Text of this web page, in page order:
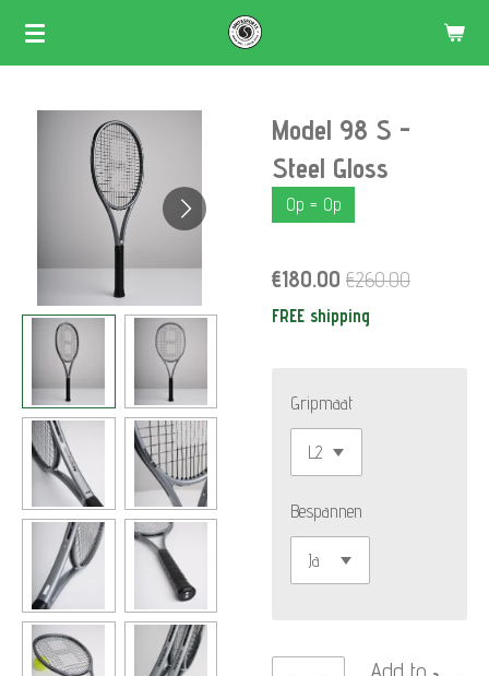
Skip
Model 98 S -
Steel Gloss
Op = Op
€180.00 €260.00
FREE shipping
Gripmaat
Bespannen